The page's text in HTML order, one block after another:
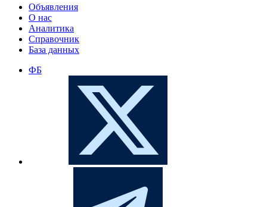
Объявления
О нас
Аналитика
Справочник
База данных
ФБ